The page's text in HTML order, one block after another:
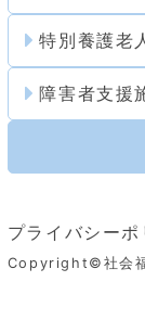
特別養護老
障害者支援
プライバシーポ
Copyright©社会